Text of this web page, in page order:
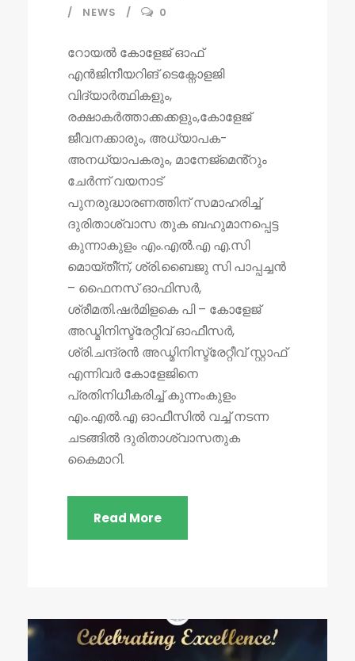
NEWS
0
റോയൽ കോളേജ് ഓഫ്
എൻജിനീയറിങ് ടെക്നോളജി
വിദ്യാർത്ഥികളും,
രക്ഷാകർത്താക്കക്കളും,കോളേജ്
ജീവനക്കാരും, അധ്യാപക-
അനധ്യാപകരും, മാനേജ്മെൻ്റും
ചേർന്ന് വയനാട്
പുനരുദ്ധാരണത്തിന് സമാഹരിച്ച്
ദുരിതാശ്വാസ തുക ബഹുമാനപ്പെട്ട
കുന്നാകുളം എം.എൽ.എ എ.സി
മൊയ്തീ്ന്, ശ്രി.ബൈജു സി പാപ്പച്ചൻ
– ഫൈനസ് ഓഫിസർ,
ശ്രീമതി.ഷർമിളകെ പി – കോളേജ്
അഡ്മിനിസ്ട്രേറ്റീവ് ഓഫീസർ,
ശ്രി.ചന്ദ്രൻ അഡ്മിനിസ്ട്രേറ്റീവ് സ്റ്റാഫ്
എന്നിവർ കോളേജിനെ
പ്രതിനിധീകരിച്ച് കുന്നംകുളം
എം.എൽ.എ ഓഫീസിൽ വച്ച് നടന്ന
ചടങ്ങിൽ ദുരിതാശ്വാസതുക
കൈമാറി.
Read More